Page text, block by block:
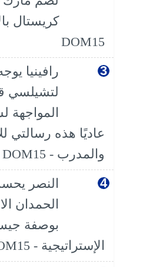
كريستال
DOM15
رافينيا
لتشيلسي
المواجهة
عاديًا هذه رسالتي
والمدرب - DOM15
النصر
الحمدان
بوصفة
الإستراتيجية - DOM15